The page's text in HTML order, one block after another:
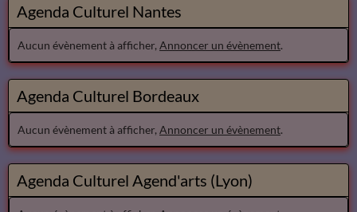
Agenda Culturel Nantes
Aucun évènement à afficher, Annoncer un évènement.
Agenda Culturel Bordeaux
Aucun évènement à afficher, Annoncer un évènement.
Agenda Culturel Agend'arts (Lyon)